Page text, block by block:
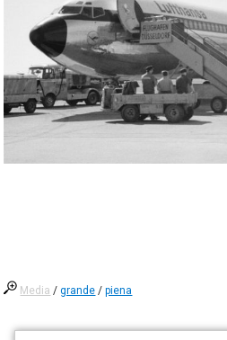
Media /grande /piena